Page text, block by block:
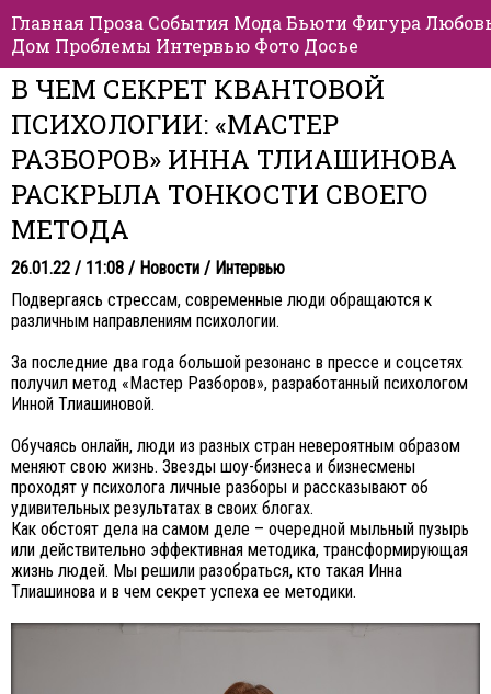
Главная Проза События Мода Бьюти Фигура
Дом Проблемы Интервью Фото Досье
В ЧЕМ СЕКРЕТ КВАНТОВОЙ
ПСИХОЛОГИИ: «МАСТЕР
РАЗБОРОВ» ИННА ТЛИАШИНОВА
РАСКРЫЛА ТОНКОСТИ СВОЕГО
МЕТОДА
26.01.22 / 11:08 / Новости / Интервью
Подвергаясь стрессам, современные люди обращаются к
различным направлениям психологии.
За последние два года большой резонанс в прессе и соцсетях
получил метод «Мастер Разборов», разработанный психологом
Инной Тлиашиновой.
Обучаясь онлайн, люди из разных стран невероятным образом
меняют свою жизнь. Звезды шоу-бизнеса и бизнесмены
проходят у психолога личные разборы и рассказывают об
удивительных результатах в своих блогах.
Как обстоят дела на самом деле – очередной мыльный пузырь
или действительно эффективная методика, трансформирующая
жизнь людей. Мы решили разобраться, кто такая Инна
Тлиашинова и в чем секрет успеха ее методики.